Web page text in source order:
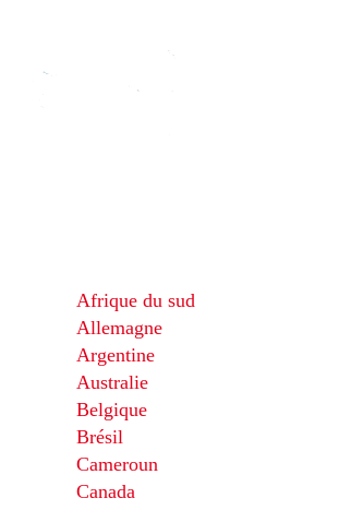
Afrique du sud
Allemagne
Argentine
Australie
Belgique
Brésil
Cameroun
Canada